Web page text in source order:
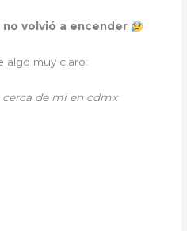
no volvió a encender
algo muy claro:
cerca de mi en cdmx